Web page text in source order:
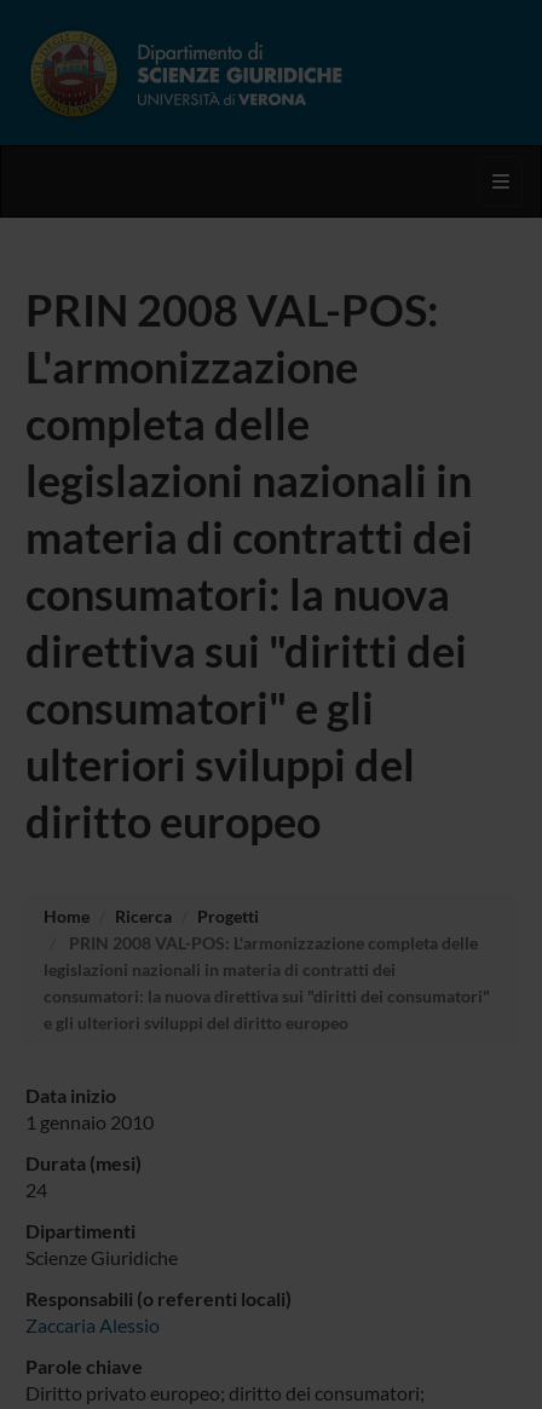
PRIN 2008 VAL-POS:
L'armonizzazione
completa delle
legislazioni nazionali in
materia di contratti dei
consumatori: la nuova
direttiva sui "diritti dei
consumatori" e gli
ulteriori sviluppi del
diritto europeo
Home Ricerca
Progetti
PRIN 2008 VAL-POS: L'armonizzazione completa delle
legislazioni nazionali in materia di contratti dei
consumatori: la nuova direttiva sui "diritti dei consumatori"
e gli ulteriori sviluppi del diritto europeo
Data inizio
1 gennaio 2010
Durata (mesi)
24
Dipartimenti
Scienze Giuridiche
Responsabili (o referenti locali)
Zaccaria Alessio
Parole chiave
Diritto privato europeo; diritto dei consumatori;